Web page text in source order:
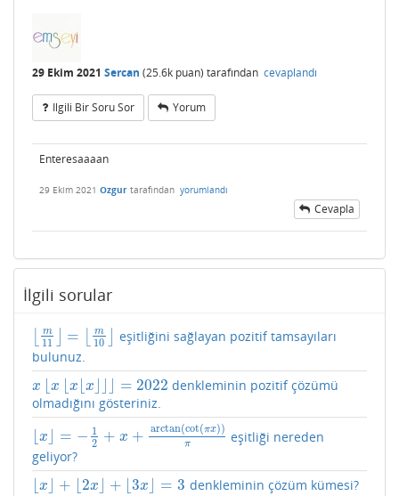
29 Ekim 2021 Sercan (25.6k puan) tarafından cevaplandı
Ilgili Bir Soru Sor Yorum
Enteresaaaan
29 Ekim 2021 Ozgur tarafından yorumlandı
Cevapla
İlgili sorular
m
11 = m
10
m11 =⌊ 10⌋
eşitliğini sağlayan pozitif tamsayıları
bulunuz.
x ⌊ x ⌊ x ⌊ x ⌋ ⌋ ⌋ = 2022
x⌊ ⌊x x⌋⌋ =2022
denkleminin pozitif çözümü
olmadığını gösteriniz.
x = − 1
2 + x + arctan(cot(πx))
π
x⌋ −12 +x +arctan(cot(πx))π
eşitliği nereden
geliyor?
x + 2x + ⌊3x = 3
x⌋ 2x +⌊3x =3 denkleminin çözüm kümesi?